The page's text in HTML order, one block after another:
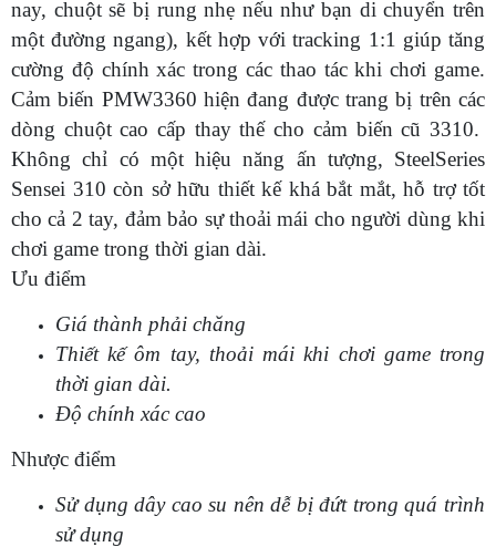
nay, chuột sẽ bị rung nhẹ nếu như bạn di chuyển trên
một đường ngang), kết hợp với tracking 1:1 giúp tăng
cường độ chính xác trong các thao tác khi chơi game.
Cảm biến PMW3360 hiện đang được trang bị trên các
dòng chuột cao cấp thay thế cho cảm biến cũ 3310.
Không chỉ có một hiệu năng ấn tượng, SteelSeries
Sensei 310 còn sở hữu thiết kế khá bắt mắt, hỗ trợ tốt
cho cả 2 tay, đảm bảo sự thoải mái cho người dùng khi
chơi game trong thời gian dài.
Ưu điểm
Giá thành phải chăng
Thiết kế ôm tay, thoải mái khi chơi game trong
thời gian dài.
Độ chính xác cao
Nhược điểm
Sử dụng dây cao su nên dễ bị đứt trong quá trình
sử dụng